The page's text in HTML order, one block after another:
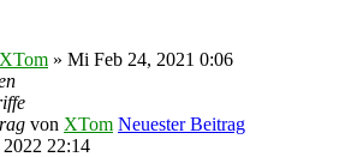
XTom » Mi Feb 24, 2021 0:06
von XTom Neuester Beitrag
22:14